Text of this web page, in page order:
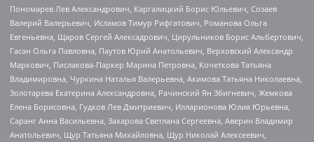
Пономарев Лев Александрович, Каргалицкий Борис Юльевич, Созаев
Валерий Валерьевич, Исламов Тимур Рифгатович, Романова Ольга
Евгеньевна, Щаров Сергей Алексадрович, Цирульников Борис Альбертович,
Гасан Ольга Павловна, Паутов Юрий Анатольевич, Верховский Александр
Маркович, Пислакова-Паркер Марина Петровна, Кочеткова Татьяна
Владимировна, Чуркина Наталья Валерьевна, Акимова Татьяна Николаевна,
Золотарева Екатерина Александровна, Рачинский Ян Збигневич, Жемкова
Елена Борисовна, Гудков Лев Дмитриевич, Илларионова Юлия Юрьевна,
Саранг Анна Васильевна, Захарова Светлана Сергеевна, Аверин Владимир
Анатольевич, Щур Татьяна Михайловна, Щур Николай Алексеевич,